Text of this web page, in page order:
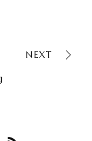
NEXT